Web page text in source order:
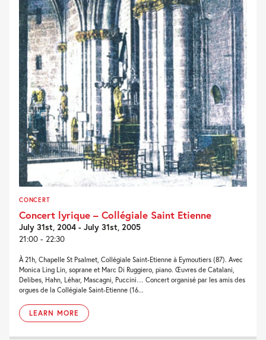
CONCERT
Concert lyrique – Collégiale Saint Etienne
July 31st, 2004 - July 31st, 2005
21:00 - 22:30
À 21h, Chapelle St Psalmet, Collégiale Saint-Etienne à Eymoutiers (87). Avec
Monica Ling Lin, soprane et Marc Di Ruggiero, piano. Œuvres de Catalani,
Delibes, Hahn, Léhar, Mascagni, Puccini… Concert organisé par les amis des
orgues de la Collégiale Saint-Etienne (16...
LEARN MORE